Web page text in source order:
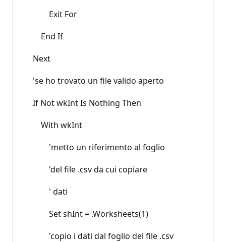
Exit For
End If
Next
'se ho trovato un file valido aperto
If Not wkInt Is Nothing Then
With wkInt
'metto un riferimento al foglio
'del file .csv da cui copiare
' dati
Set shInt = .Worksheets(1)
'copio i dati dal foglio del file .csv